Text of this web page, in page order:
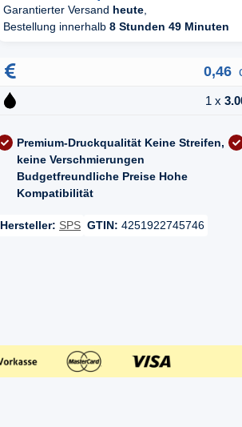
Garantierter Versand heute
Bestellung innerhalb 8 Stunden 49 Minuten
0,46
1 x
Premium-Druckqualität Keine Streifen,
keine Verschmierungen
Budgetfreundliche Preise Hohe
Kompatibilität
Hersteller: SPS GTIN: 4251922745746